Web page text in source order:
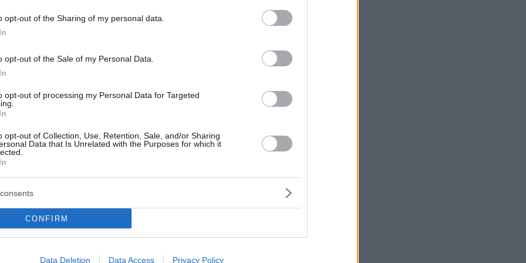
opt-out of the Sharing of my personal data.
opt-out of the Sale of my Personal Data.
opt-out of processing my Personal Data for Targeted
opt-out of Collection, Use, Retention, Sale, and/or Sharing
Data that Is Unrelated with the Purposes for which it
CONFIRM
Data Deletion Data Access Privacy Policy
sich Animes, Filmsoundtracks und vielen mehr
entwickelt, dass es verschiedene Elemente
Jazz, Soul, Oper, Flamenco und mehr enthält.
innovativen Erfahrungen zu inspirieren, neue Ideen
gehören neben den Candlelight Concerts auch
The Experience, Van Gogh: The Immersive
ZugangHier hier.